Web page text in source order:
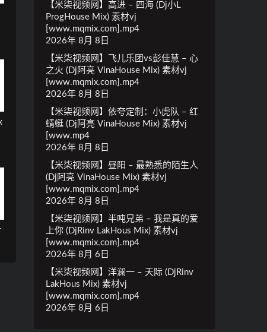
【米柒视频网】高进 – 四海 (Dj小L
ProgHouse Mix) 素材vj
[www.mqmix.com].mp4
2026年 8月 8日
【米柒视频网】飞儿乐团vs彭佳慧 – 心
之火 (Dj阿亮 VinaHouse Mix) 素材vj
[www.mqmix.com].mp4
2026年 8月 8日
【米柒视频网】依夸定制：小虎队 – 红
蜻蜓 (Dj阿亮 VinaHouse Mix) 素材vj
[www.mp4
2026年 8月 8日
【米柒视频网】昼阳 – 最熟悉的陌生人
(Dj阿亮 VinaHouse Mix) 素材vj
[www.mqmix.com].mp4
2026年 8月 8日
【米柒视频网】半吨兄弟 – 我是真的爱
上你 (DjRinv LakHous Mix) 素材vj
[www.mqmix.com].mp4
2026年 8月 6日
【米柒视频网】洋澜一 – 天际 (DjRinv
LakHous Mix) 素材vj
[www.mqmix.com].mp4
2026年 8月 6日